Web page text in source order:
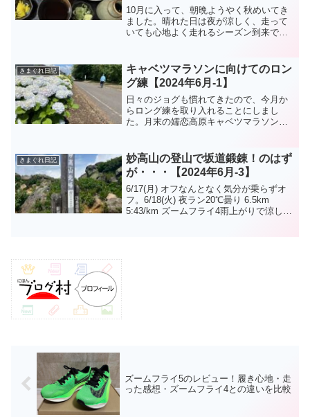
10月に入って、朝晩ようやく秋めいてき
ました。晴れた日は夜が涼しく、走って
いても心地よく走れるシーズン到来です
はめんどくさくて憂鬱になる笑 何年経っ
ても変わりませんねぇ...
きまぐれ日記
キャベツマラソンに向けてのロン
グ練【2024年6月-1】
日々のジョグも慣れてきたので、今月か
らロング練を取り入れることにしまし
た。月末の嬬恋高原キャベツマラソンに
6:05/km ズームフライ4昨年11月末のつく
ば...
きまぐれ日記
妙高山の登山で坂道鍛錬！のはず
が・・・【2024年6月-3】
6/17(月) オフなんとなく気分が乗らずオ
フ。6/18(火) 夜ラン20℃曇り 6.5km
5:43/km ズームフライ4雨上がりで涼しい
ズームフライ5のレビュー！履き心地・走
った感想・ズームフライ4との違いを比較